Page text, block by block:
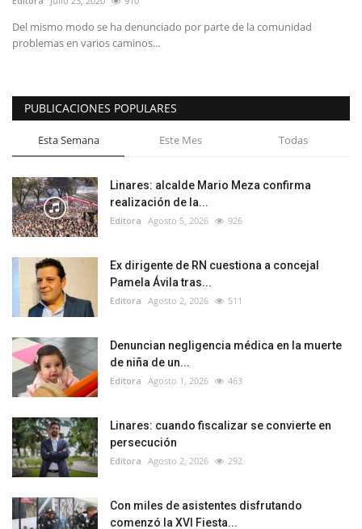
Del mismo modo se ha denunciado por parte de la comunidad
problemas en varios caminos...
PUBLICACIONES POPULARES
Esta Semana Este Mes Todas
Linares: alcalde Mario Meza confirma
realización de la...
Editora Agosto 5, 2026 926
Ex dirigente de RN cuestiona a concejal
Pamela Ávila tras...
Editora Agosto 2, 2026 511
Denuncian negligencia médica en la muerte
de niña de un...
Editora Agosto 1, 2026 463
Linares: cuando fiscalizar se convierte en
persecución
Editora Agosto 2, 2026 292
Con miles de asistentes disfrutando
comenzó la XVI Fiesta...